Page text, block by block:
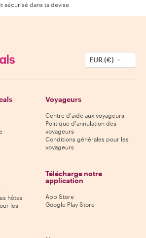
sécurisé dans ta devise
EUR (€)
Voyageurs
Centre d'aide aux voyageurs
Politique d'annulation des
voyageurs
Conditions générales pour les
voyageurs
hôtes
les
Télécharge notre
application
App Store
Google Play Store